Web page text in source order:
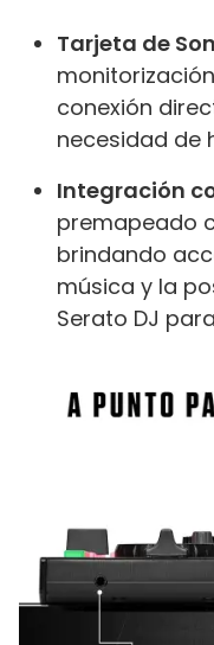
Tarjeta de
conexión
necesidad de
Integración
premapeado
brindando
música y la
Serato DJ